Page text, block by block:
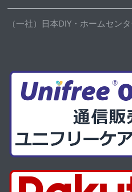
（一社）日本DIY・ホームセン